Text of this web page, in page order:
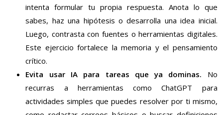
intenta formular tu propia respuesta. Anota lo que
sabes, haz una hipótesis o desarrolla una idea inicial.
Luego, contrasta con fuentes o herramientas digitales.
Este ejercicio fortalece la memoria y el pensamiento
crítico.
Evita usar IA para tareas que ya dominas. No
recurras a herramientas como ChatGPT para
actividades simples que puedes resolver por ti mismo,